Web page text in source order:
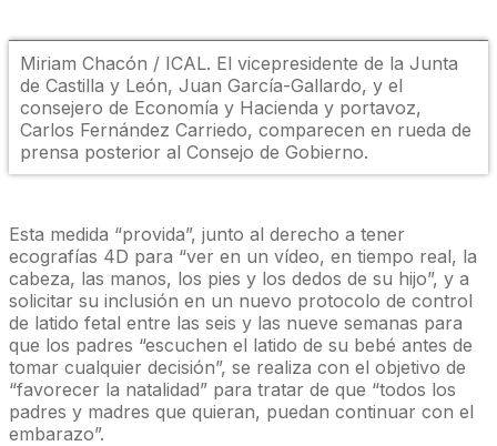
Miriam Chacón / ICAL. El vicepresidente de la Junta
de Castilla y León, Juan García-Gallardo, y el
consejero de Economía y Hacienda y portavoz,
Carlos Fernández Carriedo, comparecen en rueda de
prensa posterior al Consejo de Gobierno.
Esta medida “provida”, junto al derecho a tener
ecografías 4D para “ver en un vídeo, en tiempo real, la
cabeza, las manos, los pies y los dedos de su hijo”, y a
solicitar su inclusión en un nuevo protocolo de control
de latido fetal entre las seis y las nueve semanas para
que los padres “escuchen el latido de su bebé antes de
tomar cualquier decisión”, se realiza con el objetivo de
“favorecer la natalidad” para tratar de que “todos los
padres y madres que quieran, puedan continuar con el
embarazo”.